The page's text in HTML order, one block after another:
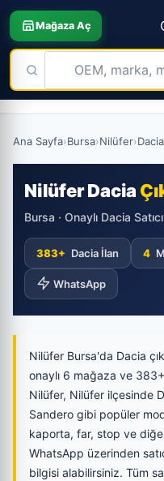
Mağaza Aç
Ana Sayfa›Bursa›Nilüfer›Dacia
Nilüfer Dacia
Bursa · Onaylı Dacia
383+ Dacia İlan 4
WhatsApp
Nilüfer Bursa'da Dacia
onaylı 6 mağaza ve
Nilüfer, Nilüfer ilçesinde
Sandero gibi popüler
kaporta, far, stop ve
WhatsApp üzerinden
bilgisi alabilirsiniz. Tüm